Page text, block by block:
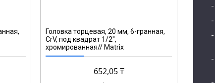
Головка торцевая, 20 мм, 6-гранная,
CrV, под квадрат 1/2",
хромированная// Matrix
652,05 ₸